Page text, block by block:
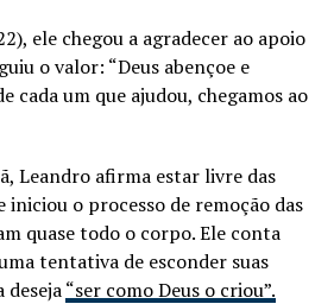
ele chegou a agradecer ao apoio
o valor: “Deus abençoe e
cada um que ajudou, chegamos ao
Leandro afirma estar livre das
iniciou o processo de remoção das
quase todo o corpo. Ele conta
tentativa de esconder suas
deseja“ser como Deus o criou”.